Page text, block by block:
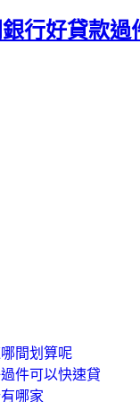
行好貸款過
間划算呢
件可以快速貸
哪家